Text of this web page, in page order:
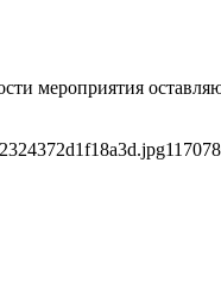
мероприятия
1170